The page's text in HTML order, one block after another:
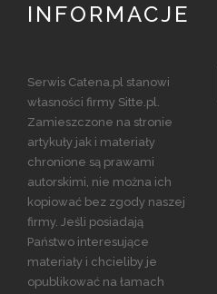
INFORMACJE
Serwis Catena.pl stanowi
własności firmy Sitte.pl.
Zamieszczone na stronie
artykuły jak i materiały
chronione są prawami
autorskimi, nie można ich
kopiować bez zgody naszej
firmy. Jeśli posiadają
Państwo interesujące
materiały i chcieliby je
opublikować na łamach